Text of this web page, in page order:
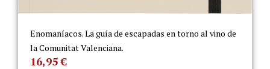
Enomaníacos. La guía de escapadas en torno al vino de
la Comunitat Valenciana.
16,95€